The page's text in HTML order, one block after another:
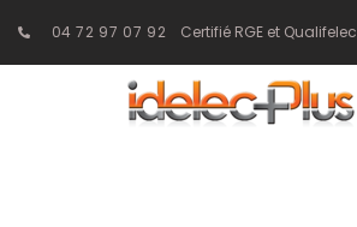
04 72 97 07 92 Certifié RGE et Qualifelec